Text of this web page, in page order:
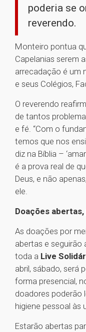
poderia se
reverendo.
Monteiro pontua
Capelanias serem
arrecadação é um
e seus Colégios,
O reverendo
de tantos
e fé. “Com o
temos que nos
diz na Bíblia –
é a prova real de
Deus, e não
ele.
Doações
As doações por
abertas e seguirão
toda a Live
abril, sábado, será
forma presencial,
doadores poderão
higiene pessoal às
Estarão abertas